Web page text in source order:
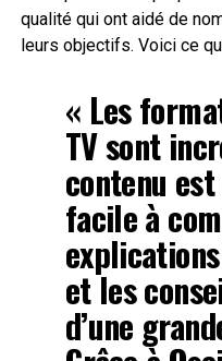
qualité qui ont aidé de
leurs objectifs. Voici ce
« Les
TV sont
contenu
facile à
et les
d’une